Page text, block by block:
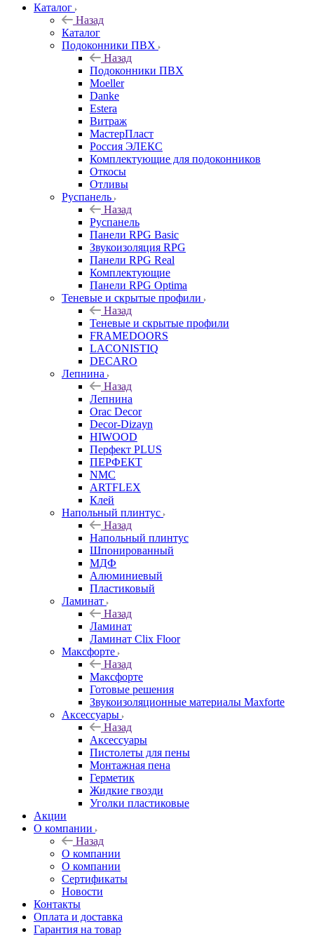
Каталог
Назад
Каталог
Подоконники ПВХ
Назад
Подоконники ПВХ
Moeller
Danke
Estera
Витраж
МастерПласт
Россия ЭЛЕКС
Комплектующие для подоконников
Откосы
Отливы
Руспанель
Назад
Руспанель
Панели RPG Basic
Звукоизоляция RPG
Панели RPG Real
Комплектующие
Панели RPG Optima
Теневые и скрытые профили
Назад
Теневые и скрытые профили
FRAMEDOORS
LACONISTIQ
DECARO
Лепнина
Назад
Лепнина
Orac Decor
Decor-Dizayn
HIWOOD
Перфект PLUS
ПЕРФЕКТ
NMC
ARTFLEX
Клей
Напольный плинтус
Назад
Напольный плинтус
Шпонированный
МДФ
Алюминиевый
Пластиковый
Ламинат
Назад
Ламинат
Ламинат Clix Floor
Максфорте
Назад
Максфорте
Готовые решения
Звукоизоляционные материалы Maxforte
Аксессуары
Назад
Аксессуары
Пистолеты для пены
Монтажная пена
Герметик
Жидкие гвозди
Уголки пластиковые
Акции
О компании
Назад
О компании
О компании
Сертификаты
Новости
Контакты
Оплата и доставка
Гарантия на товар